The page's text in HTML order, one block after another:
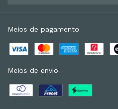
Meios de pagamento
Meios de envio